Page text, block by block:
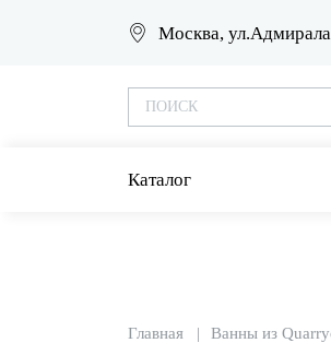
Москва,
Каталог
Главная Ванны из